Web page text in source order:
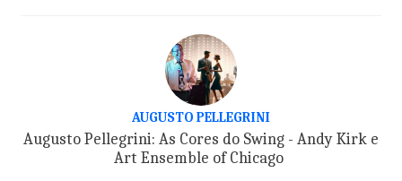
AUGUSTO PELLEGRINI
Augusto Pellegrini: As Cores do Swing - Andy Kirk e
Art Ensemble of Chicago